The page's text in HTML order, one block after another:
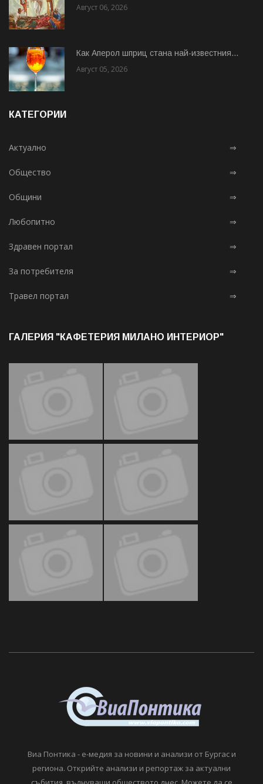
Август 06, 2026
Как Аперол шприц стана най-известния...
Август 05, 2026
КАТЕГОРИИ
Актуално ⇒
Общество ⇒
Общини ⇒
Любопитно ⇒
Здравен портал ⇒
За потребителя ⇒
Травел портал ⇒
ГАЛЕРИЯ "КАФЕТЕРИЯ МИЛАНО ИНТЕРИОР"
Виа Понтика - е-медия за новини и анализи от Бургас и
региона. Открийте анализи и репортаж за актуални